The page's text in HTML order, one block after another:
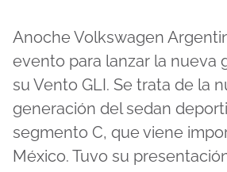
Anoche Volkswagen
evento para lanzar la nueva
su Vento GLI. Se trata de la
generación del sedan
segmento C, que viene
México. Tuvo su